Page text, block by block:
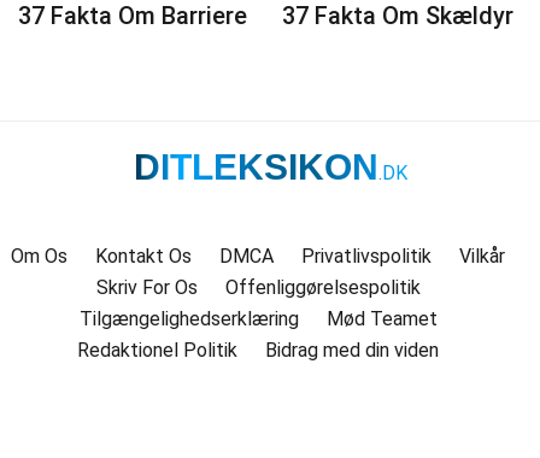
37 Fakta Om Barriere 37 Fakta Om Skældyr
DITLEKSIKON.DK
Om Os Kontakt Os DMCA Privatlivspolitik
Vilkår
Skriv For Os
Offenliggørelsespolitik
Tilgængelighedserklæring
Mød Teamet
Redaktionel Politik
Bidrag med din viden